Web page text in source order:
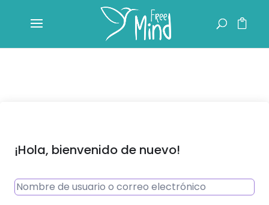
¡Hola, bienvenido de nuevo!